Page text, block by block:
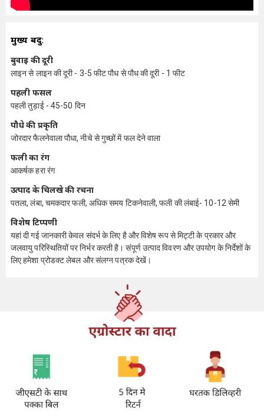
मुख्य बिंदु:
बुवाई की दूरी
लाइन से लाइन की दूरी - 3-5 फीट पौध से पौध की दूरी - 1 फीट
पहली फसल
पहली तुड़ाई - 45-50 दिन
पौधे की प्रकृति
जोरदार फैलनेवाला पौधा, नीचे से गुच्छों में फल देने वाला
फली का रंग
आकर्षक हरा रंग
उत्पाद के चिलखे की रचना
पतला, लंबा, चमकदार फली, अधिक समय टिकनेवाली, फली की लंबाई- 10-12 सेमी
विशेष टिप्पणी
यहां दी गई जानकारी केवल संदर्भ के लिए है और विशेष रूप से मिट्टी के प्रकार और
जलवायु परिस्थितियों पर निर्भर करती है। संपूर्ण उत्पाद विवरण और उपयोग के निर्देशों के
लिए हमेशा प्रोडक्ट लेबल और संलग्न पत्रक देखें।